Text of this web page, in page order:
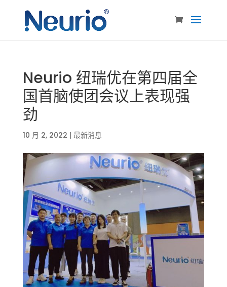
Neurio 纽瑞优在第四届全
国首脑使团会议上表现强
劲
10 月 2, 2022 | 最新消息